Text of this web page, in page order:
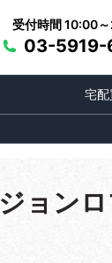
受付時間 10:00
03-5919-
宅配
ジョン